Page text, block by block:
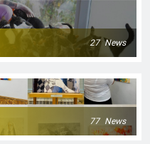
27 News
77 News